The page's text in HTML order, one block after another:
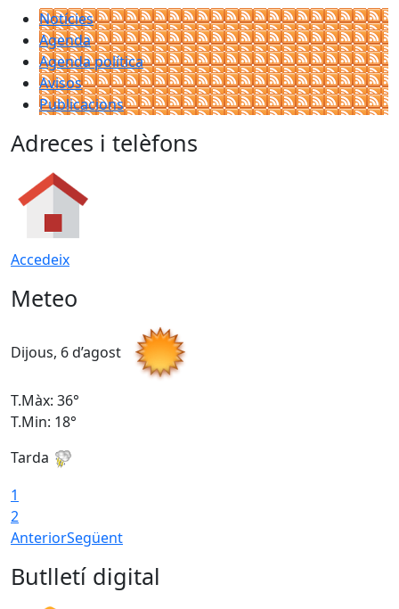
Notícies
Agenda
Agenda política
Avisos
Publicacions
Adreces i telèfons
Accedeix
Meteo
Dijous, 6 d’agost
T.Màx: 36°
T.Min: 18°
Tarda
1
2
AnteriorSegüent
Butlletí digital